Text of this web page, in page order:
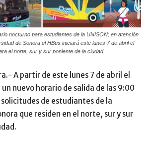
nocturno para estudiantes de la UNISON; en atención
de Sonora el HBus iniciará este lunes 7 de abril el
el norte, sur y sur poniente de la ciudad.
A partir de este lunes 7 de abril el
nuevo horario de salida de las 9:00
de estudiantes de la
que residen en el norte, sur y sur